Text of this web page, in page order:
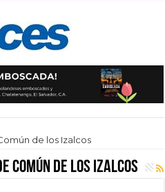
de los Izalcos
Común de los Izalcos